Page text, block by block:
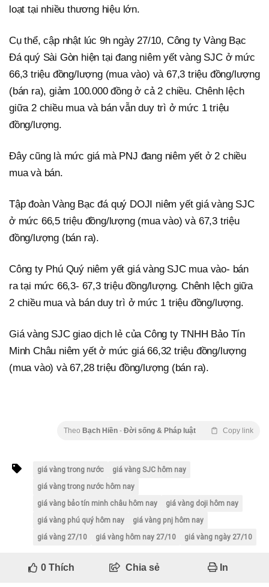
loạt tại nhiều thương hiệu lớn.
Cụ thể, cập nhật lúc 9h ngày 27/10, Công ty Vàng Bạc
Đá quý Sài Gòn hiện tại đang niêm yết vàng SJC ở mức
66,3 triệu đồng/lượng (mua vào) và 67,3 triệu đồng/lượng
(bán ra), giảm 100.000 đồng ở cả 2 chiều. Chênh lệch
giữa 2 chiều mua và bán vẫn duy trì ở mức 1 triệu
đồng/lượng.
Đây cũng là mức giá mà PNJ đang niêm yết ở 2 chiều
mua và bán.
Tập đoàn Vàng Bạc đá quý DOJI niêm yết giá vàng SJC
ở mức 66,5 triệu đồng/lượng (mua vào) và 67,3 triệu
đồng/lượng (bán ra).
Công ty Phú Quý niêm yết giá vàng SJC mua vào- bán
ra tại mức 66,3- 67,3 triệu đồng/lượng. Chênh lệch giữa
2 chiều mua và bán duy trì ở mức 1 triệu đồng/lượng.
Giá vàng SJC giao dịch lẻ của Công ty TNHH Bảo Tín
Minh Châu niêm yết ở mức giá 66,32 triệu đồng/lượng
(mua vào) và 67,28 triệu đồng/lượng (bán ra).
Theo Bạch Hiền - Đời sống & Pháp luật Copy link
giá vàng trong nước
giá vàng SJC hôm nay
giá vàng trong nước hôm nay
giá vàng bảo tín minh châu hôm nay
giá vàng doji hôm nay
giá vàng phú quý hôm nay
giá vàng pnj hôm nay
giá vàng 27/10
giá vàng hôm nay 27/10 giá vàng ngày 27/10
0Thích Chia sẻ In